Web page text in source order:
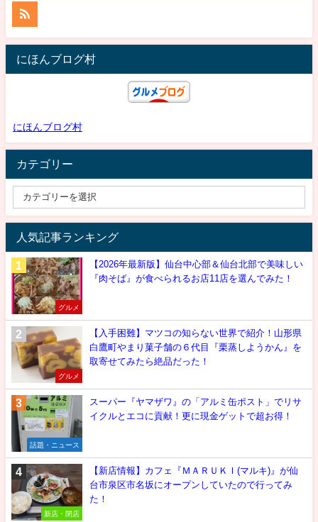
にほんブログ村
にほんブログ村
カテゴリー
人気記事ランキング
グルメ
【2026年最新版】仙台中心部＆仙台北部で美味しい
『肉そば』が食べられるお店11店を選んでみた！
グルメ
【入手困難】マツコの知らない世界で紹介！山形県
白鷹町やまり菓子舗の６代目『栗蒸しようかん』を
取寄せてみたら絶品だった！
話題・ニュース
スーパー『ヤマザワ』の「アルミ缶ポスト」でリサ
イクルとエコに貢献！更に現金ゲットで超お得！
新店・閉店
【新店情報】カフェ『ＭＡＲＵＫＩ(マルキ)』が仙
台市泉区市名坂にオープンしていたので行ってみ
た！